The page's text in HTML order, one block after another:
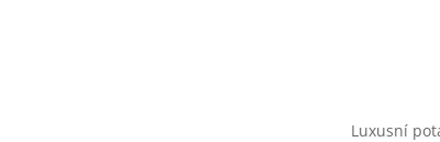
Luxusní